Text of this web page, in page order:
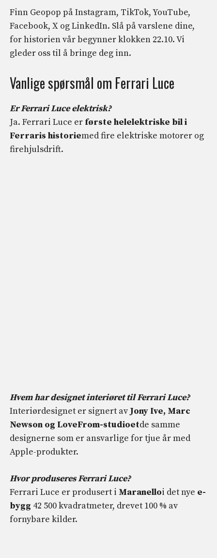
Finn Geopop på Instagram, TikTok, YouTube,
Facebook, X og LinkedIn. Slå på varslene dine,
for historien vår begynner klokken 22.10. Vi
gleder oss til å bringe deg inn.
Vanlige spørsmål om Ferrari Luce
Er Ferrari Luce elektrisk?
Ja. Ferrari Luce er første helelektriske bil i
Ferraris historiemed fire elektriske motorer og
firehjulsdrift.
Hvem har designet interiøret til Ferrari Luce?
Interiørdesignet er signert av Jony Ive, Marc
Newson og LoveFrom-studioetde samme
designerne som er ansvarlige for tjue år med
Apple-produkter.
Hvor produseres Ferrari Luce?
Ferrari Luce er produsert i Maranelloi det nye e-
bygg 42 500 kvadratmeter, drevet 100 % av
fornybare kilder.